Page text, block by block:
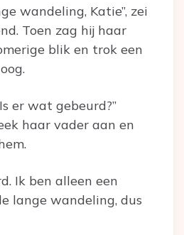
wandeling, Katie”, zei
Toen zag hij haar
blik en trok een
er wat gebeurd?”
haar vader aan en
Ik ben alleen een
lange wandeling, dus